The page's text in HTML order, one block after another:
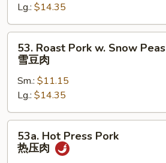
Broccoli
芥
兰
Lg.: $14.35
Roast
Pork
Snow
Peas
雪
53. Roast Pork w. Snow Peas
雪豆肉
Sm.: $11.15
Lg.: $14.35
Hot
Press
53a. Hot Press Pork
热压肉